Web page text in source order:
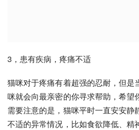
3，患有疾病，疼痛不适
猫咪对于疼痛有着超强的忍耐，但是
咪就会向最亲密的你寻求帮助，希望
需要注意的是，猫咪平时一直安安静
不适的异常情况，比如食欲降低、精